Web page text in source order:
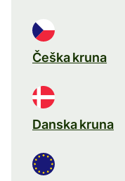
Češka kruna
Danska kruna